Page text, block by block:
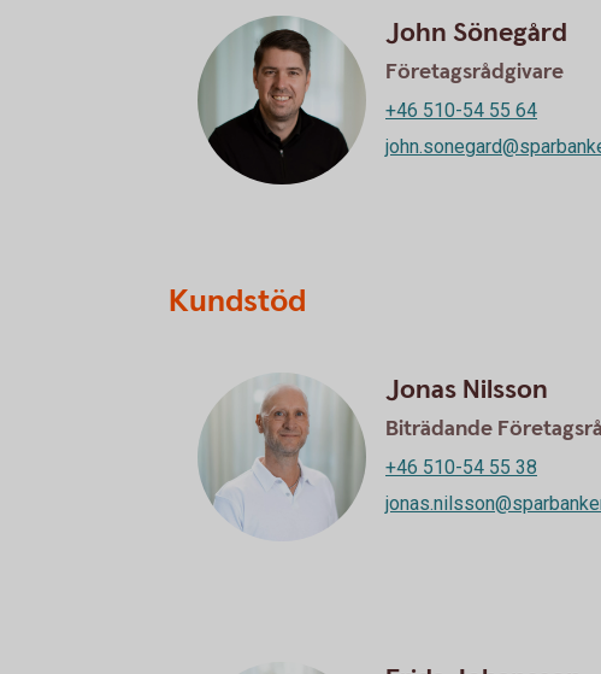
John Sönegård
Företagsrådgivare
+46 510-54 55 64
Kundstöd
Jonas Nilsson
Biträdande
+46 510-54 55 38